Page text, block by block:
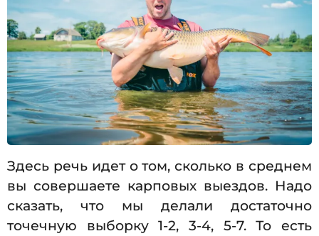
Здесь речь идет о том, сколько в среднем
вы совершаете карповых выездов. Надо
сказать, что мы делали достаточно
точечную выборку 1-2, 3-4, 5-7. То есть